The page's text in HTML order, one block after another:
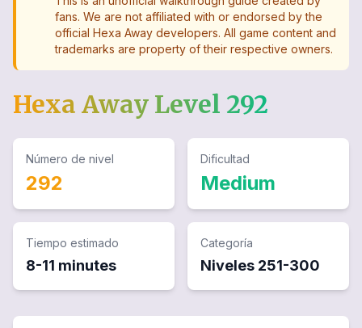
fans. We are not affiliated with or endorsed by the
official Hexa Away developers. All game content and
trademarks are property of their respective owners.
Hexa Away Level 292
Número de nivel
292
Dificultad
Medium
Tiempo estimado
8-11 minutes
Categoría
Niveles 251-300